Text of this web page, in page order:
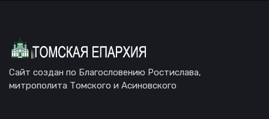
Сайт создан по Благословению Ростислава,
митрополита Томского и Асиновского